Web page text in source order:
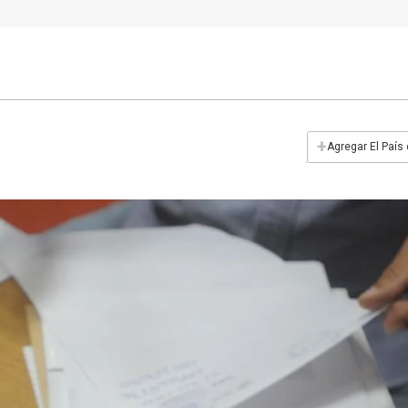
+Agregar El País